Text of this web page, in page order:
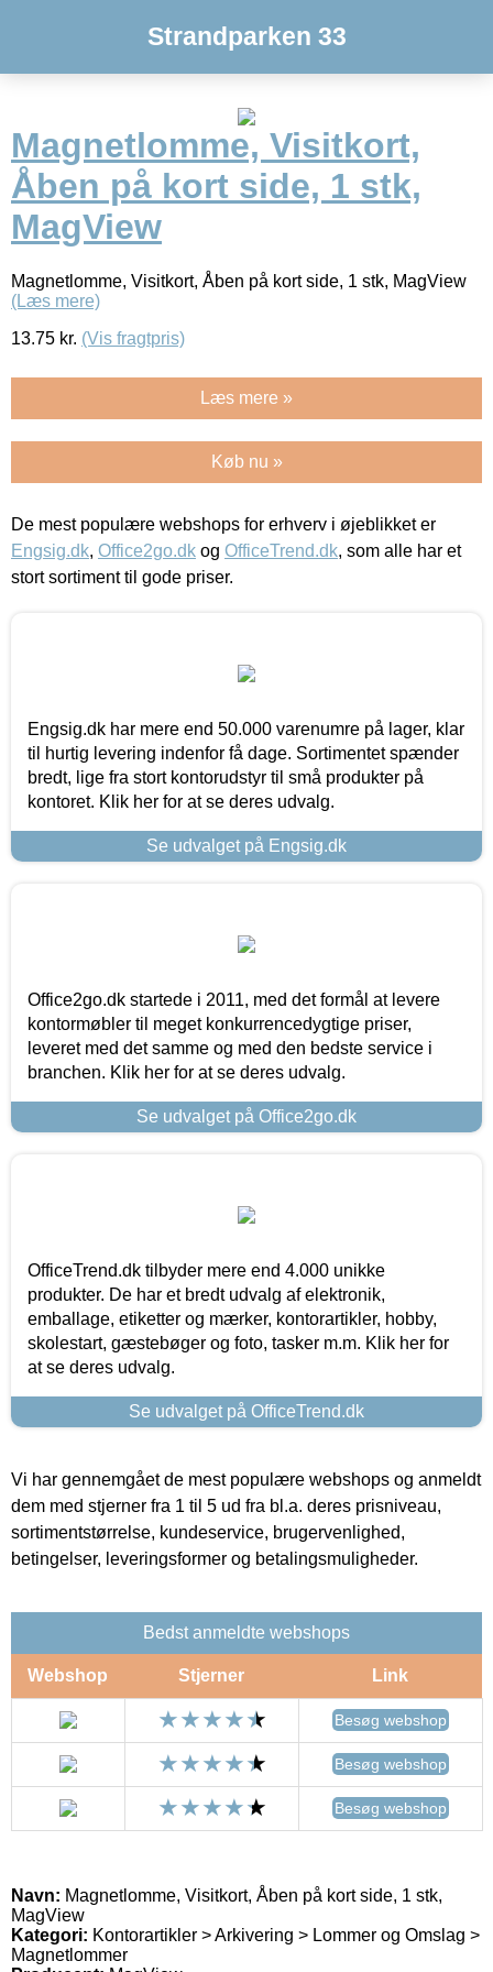
Strandparken 33
Magnetlomme, Visitkort,
Åben på kort side, 1 stk,
MagView
Magnetlomme, Visitkort, Åben på kort side, 1 stk, MagView
(Læs mere)
13.75 kr. (Vis fragtpris)
Læs mere »
Køb nu »
De mest populære webshops for erhverv i øjeblikket er
Engsig.dk, Office2go.dk og OfficeTrend.dk, som alle har et
stort sortiment til gode priser.
Engsig.dk har mere end 50.000 varenumre på lager, klar
til hurtig levering indenfor få dage. Sortimentet spænder
bredt, lige fra stort kontorudstyr til små produkter på
kontoret. Klik her for at se deres udvalg.
Se udvalget på Engsig.dk
Office2go.dk startede i 2011, med det formål at levere
kontormøbler til meget konkurrencedygtige priser,
leveret med det samme og med den bedste service i
branchen. Klik her for at se deres udvalg.
Se udvalget på Office2go.dk
OfficeTrend.dk tilbyder mere end 4.000 unikke
produkter. De har et bredt udvalg af elektronik,
emballage, etiketter og mærker, kontorartikler, hobby,
skolestart, gæstebøger og foto, tasker m.m. Klik her for
at se deres udvalg.
Se udvalget på OfficeTrend.dk
Vi har gennemgået de mest populære webshops og anmeldt
dem med stjerner fra 1 til 5 ud fra bl.a. deres prisniveau,
sortimentstørrelse, kundeservice, brugervenlighed,
betingelser, leveringsformer og betalingsmuligheder.
Bedst anmeldte webshops
Webshop Stjerner Link
Besøg webshop
Besøg webshop
Besøg webshop
Navn: Magnetlomme, Visitkort, Åben på kort side, 1 stk,
MagView
Kategori: Kontorartikler > Arkivering > Lommer og Omslag >
Magnetlommer